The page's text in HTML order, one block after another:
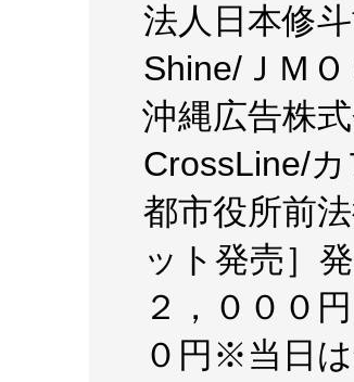
法人日本修
Shine/ＪＭ
沖縄広告株
CrossLine/
都市役所前
ット発売］
２，０００
０円※当日